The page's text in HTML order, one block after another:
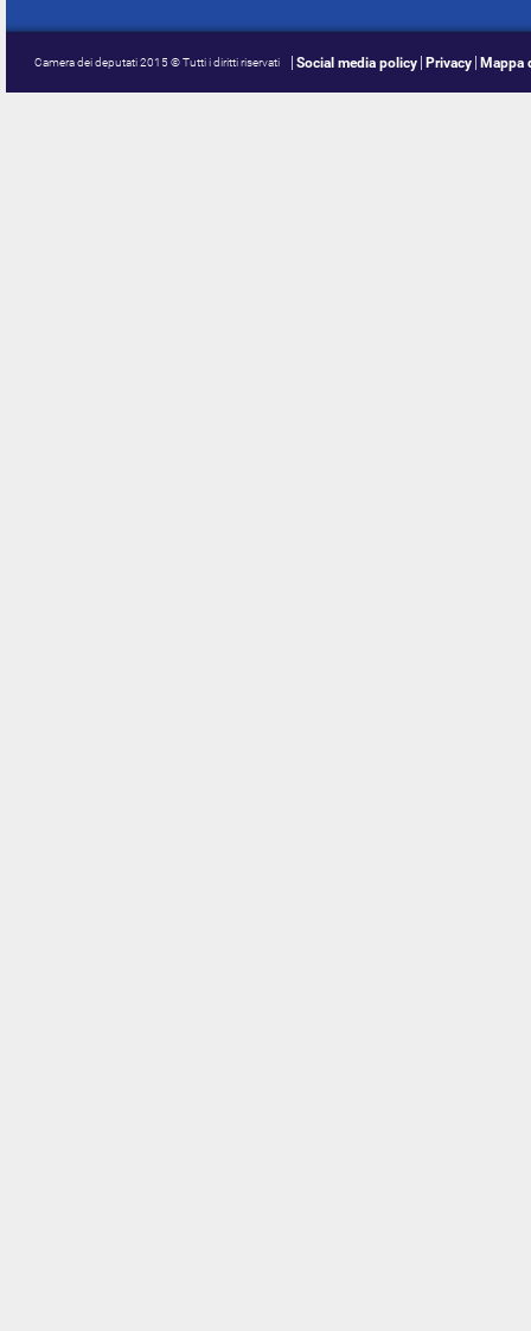
Camera dei deputati 2015 © Tutti i diritti riservati Social media policy Privacy Mappa